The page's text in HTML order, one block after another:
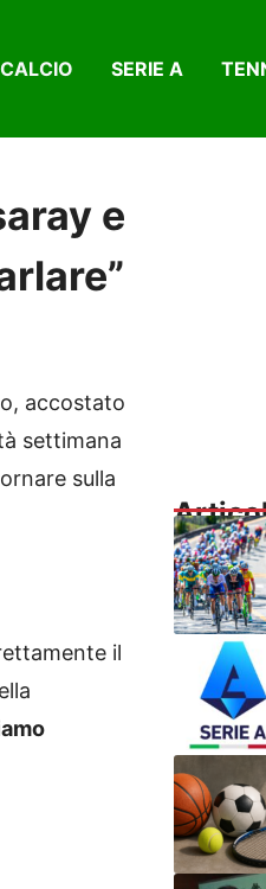
CALCIO SERIE A
e
accostato
settimana
sulla
il